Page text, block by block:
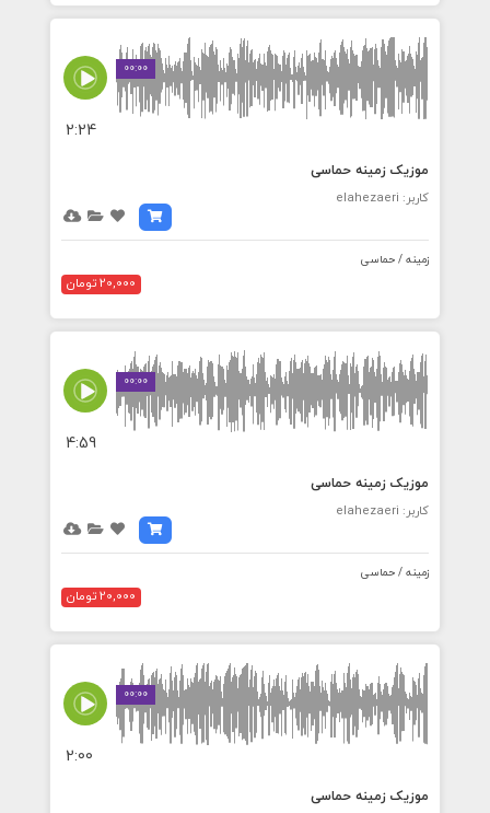
00:00
2:24
موزیک زمینه حماسی
کاربر: elahezaeri
زمینه / حماسی
20,000 تومان
00:00
4:59
موزیک زمینه حماسی
کاربر: elahezaeri
زمینه / حماسی
20,000 تومان
00:00
2:00
موزیک زمینه حماسی